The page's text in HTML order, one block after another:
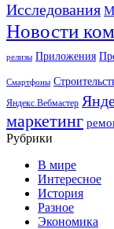
Исследования
Новости
релизы Приложения
Смартфоны
Яндекс.Вебмастер
маркетинг
Рубрики
В мире
Интересное
История
Разное
Экономика